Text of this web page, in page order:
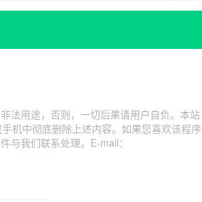
法用途，否则，一切后果请用户自负。本站
机中彻底删除上述内容。如果您喜欢该程序
与我们联系处理。E-mail：